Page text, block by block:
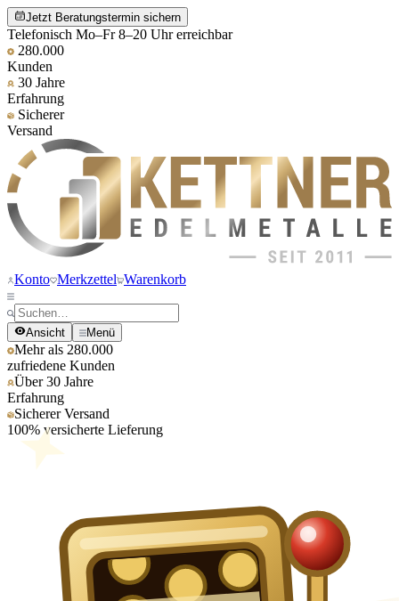
Jetzt Beratungstermin sichern
Telefonisch Mo–Fr 8–20 Uhr erreichbar
280.000
Kunden
30 Jahre
Erfahrung
Sicherer
Versand
Konto Merkzettel Warenkorb
Ansicht Menü
Mehr als 280.000
zufriedene Kunden
Über 30 Jahre
Erfahrung
Sicherer Versand
100% versicherte Lieferung